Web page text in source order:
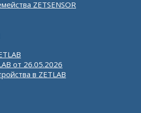
ZETSENSOR
от 26.05.2026
в ZETLAB